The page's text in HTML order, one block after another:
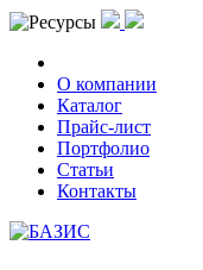
О компании
Каталог
Прайс-лист
Портфолио
Статьи
Контакты